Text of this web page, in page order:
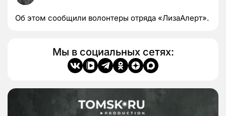
Об этом сообщили волонтеры отряда «ЛизаАлерт».
Мы в социальных сетях: